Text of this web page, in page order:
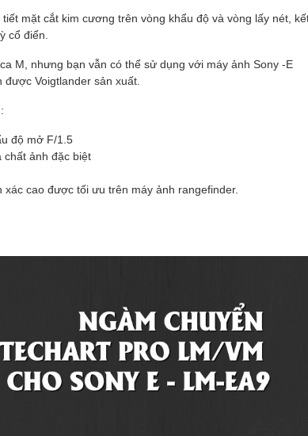
mặt cắt kim cương trên vòng khẩu độ và vòng lấy nét,
cổ điển.
M, nhưng bạn vẫn có thể sử dụng với máy ảnh Sony -E
Voigtlander sản xuất.
độ mở F/1.5
chất ảnh đặc biệt
cao được tối ưu trên máy ảnh rangefinder.